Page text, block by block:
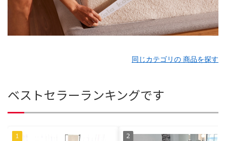
同じカテゴリの 商品を探す
ベストセラーランキングです